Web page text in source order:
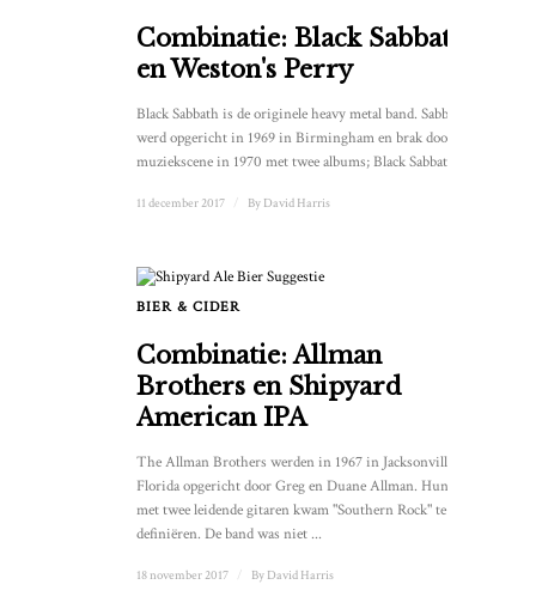
Combinatie: Black Sabbath
en Weston's Perry
Black Sabbath is de originele heavy metal band. Sabbath
werd opgericht in 1969 in Birmingham en brak door in de
muziekscene in 1970 met twee albums; Black Sabbath ...
11 december 2017 By David Harris
BIER & CIDER
Combinatie: Allman
Brothers en Shipyard
American IPA
The Allman Brothers werden in 1967 in Jacksonville,
Florida opgericht door Greg en Duane Allman. Hun aanpak
met twee leidende gitaren kwam "Southern Rock" te
definiëren. De band was niet ...
18 november 2017 By David Harris